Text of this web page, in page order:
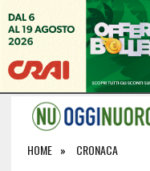
HOME CRONACA